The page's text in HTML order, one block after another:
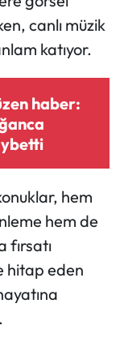
canlı müzik
katıyor.
haber:
hem
hem de
fırsatı
hitap eden